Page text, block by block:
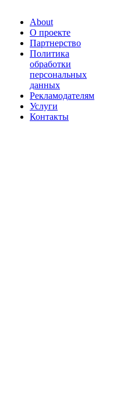
About
О проекте
Партнерство
Политика
обработки
персональных
данных
Рекламодателям
Услуги
Контакты